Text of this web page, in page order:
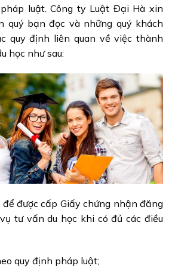
luật. Công ty Luật Đại Hà xin
quý bạn đọc và những quý khách
quy định liên quan về việc thành
học như sau:
được cấp Giấy chứng nhận đăng
tư vấn du học khi có đủ các điều
quy định pháp luật;